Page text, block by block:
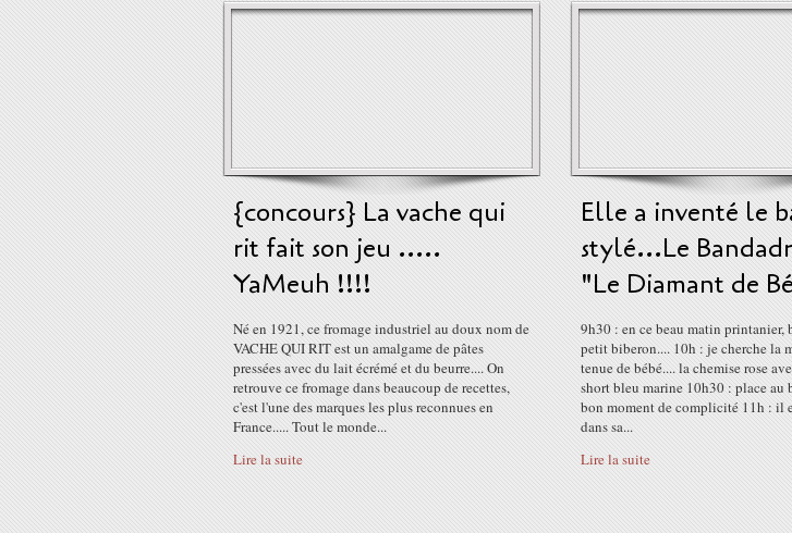
{concours} La vache qui
rit fait son jeu .....
YaMeuh !!!!
Né en 1921, ce fromage industriel au doux nom de
VACHE QUI RIT est un amalgame de pâtes
pressées avec du lait écrémé et du beurre.... On
retrouve ce fromage dans beaucoup de recettes,
c'est l'une des marques les plus reconnues en
France..... Tout le monde...
Lire la suite
Elle a inventé le
stylé...Le
"Le Diamant de
9h30 : en ce beau matin printanier,
petit biberon.... 10h : je cherche la
tenue de bébé.... la chemise rose
short bleu marine 10h30 : place au
bon moment de complicité 11h : il
dans sa...
Lire la suite